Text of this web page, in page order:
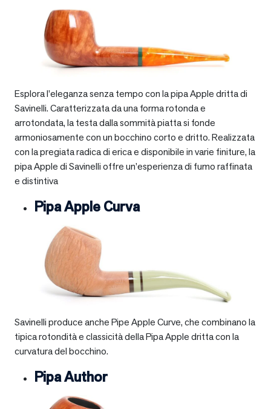
Esplora l’eleganza senza tempo con la pipa Apple dritta di
Savinelli. Caratterizzata da una forma rotonda e
arrotondata, la testa dalla sommità piatta si fonde
armoniosamente con un bocchino corto e dritto. Realizzata
con la pregiata radica di erica e disponibile in varie finiture, la
pipa Apple di Savinelli offre un’esperienza di fumo raffinata
e distintiva
Pipa Apple Curva
Savinelli produce anche Pipe Apple Curve, che combinano la
tipica rotondità e classicità della Pipa Apple dritta con la
curvatura del bocchino.
Pipa Author